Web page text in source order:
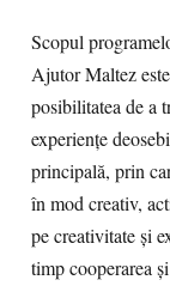
Scopul
Ajutor Maltez
posibilitatea de a
experiențe
principală, prin
în mod creativ,
pe creativitate și
timp cooperarea